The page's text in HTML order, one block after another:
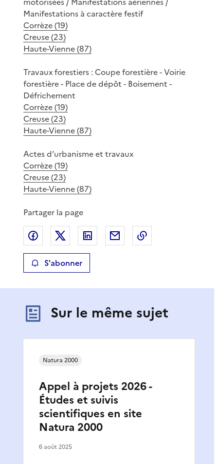
Manifestations à caractère festif
Corrèze (19)
Creuse (23)
Haute-Vienne (87)
Travaux forestiers : Coupe forestière - Voirie
forestière - Place de dépôt - Boisement -
Défrichement
Corrèze (19)
Creuse (23)
Haute-Vienne (87)
Actes d’urbanisme et travaux
Corrèze (19)
Creuse (23)
Haute-Vienne (87)
Partager la page
Partager sur Facebook
Partager sur XPartager sur LinkedIn
Partager par email
S'abonner
Sur le même sujet
Appel à projets 2026 -
Études et suivis
scientifiques en site
Natura 2000
Natura 2000
6 août 2025